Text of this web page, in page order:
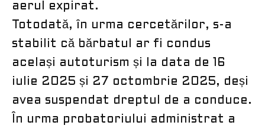
aerul expirat.
Totodată, în urma cercetărilor, s-a
stabilit că bărbatul ar fi condus
același autoturism și la data de 16
iulie 2025 și 27 octombrie 2025, deși
avea suspendat dreptul de a conduce.
În urma probatoriului administrat a